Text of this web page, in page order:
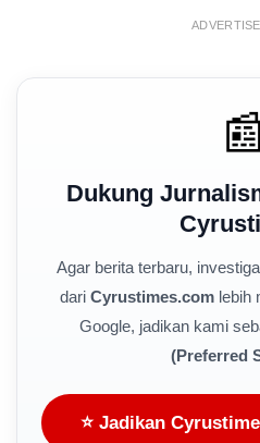
📰
Dukung
Agar berita terbaru,
dari Cyrustimes.com lebih
Google, jadikan kami
(Preferred
⭐ Jadikan